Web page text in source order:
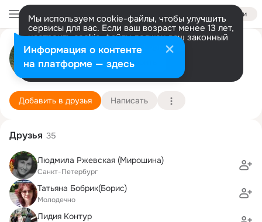
Войти
Мы используем cookie-файлы, чтобы улучшить
сервисы для вас. Если ваш возраст менее 13 лет,
настроить cookie-файлы должен ваш законный
представитель. Больше информации
Разрешить все Настроить
Ирина Гессен
Молодечно 8 декабря
Подробнее
Добавить в друзья Написать
Друзья 35
Людмила Ржевская (Мирошина)
Санкт-Петербург
Татьяна Бобрик(Борис)
Молодечно
Лидия Контур
Информация о контенте
на платформе — здесь